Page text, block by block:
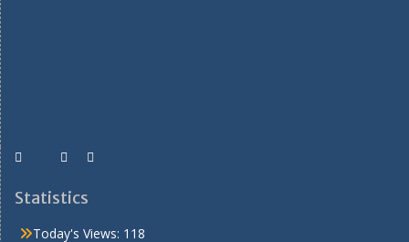
Statistics
Today's Views: 118